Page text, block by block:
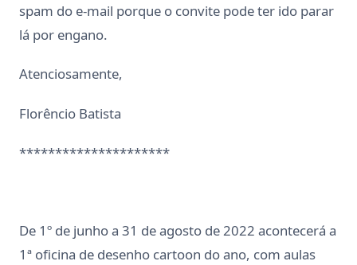
spam do e-mail porque o convite pode ter ido parar
lá por engano.
Atenciosamente,
Florêncio Batista
*********************
De 1º de junho a 31 de agosto de 2022 acontecerá a
1ª oficina de desenho cartoon do ano, com aulas